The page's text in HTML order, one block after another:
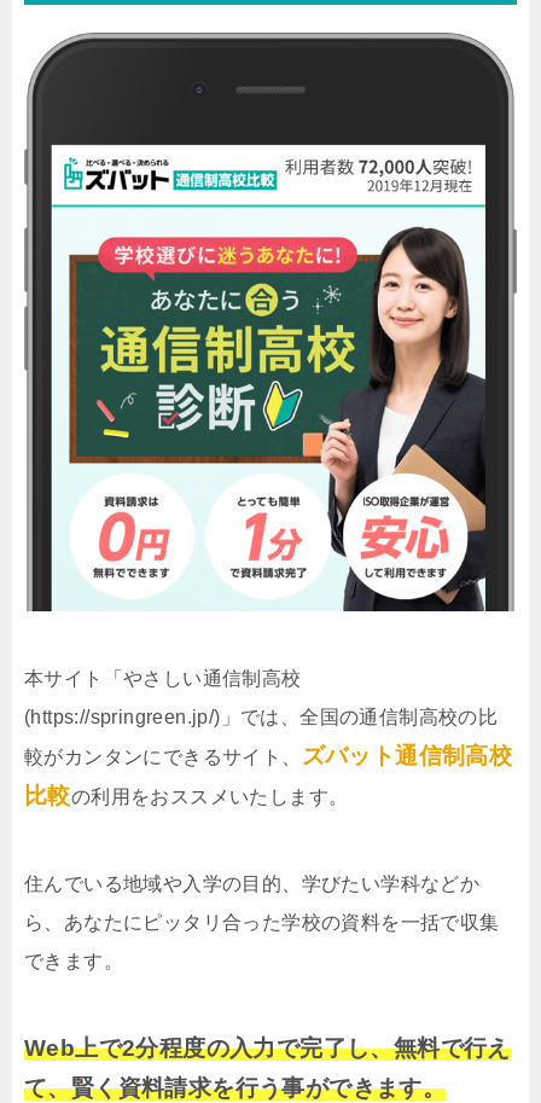
本サイト「やさしい通信制高校
(https://springreen.jp/)」では、全国の通信制高校の比
較がカンタンにできるサイト、
ズバット通信制高校
比較の利用をおススメいたします。
住んでいる地域や入学の目的、学びたい学科などか
ら、あなたにピッタリ合った学校の資料を一括で収集
できます。
Web上で2分程度の入力で完了し、無料で行え
て、賢く資料請求を行う事ができます。